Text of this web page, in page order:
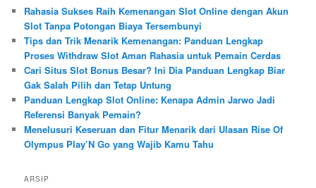
Rahasia Sukses Raih Kemenangan Slot Online dengan Akun
Slot Tanpa Potongan Biaya Tersembunyi
Tips dan Trik Menarik Kemenangan: Panduan Lengkap
Proses Withdraw Slot Aman Rahasia untuk Pemain Cerdas
Cari Situs Slot Bonus Besar? Ini Dia Panduan Lengkap Biar
Gak Salah Pilih dan Tetap Untung
Panduan Lengkap Slot Online: Kenapa Admin Jarwo Jadi
Referensi Banyak Pemain?
Menelusuri Keseruan dan Fitur Menarik dari Ulasan Rise Of
Olympus Play’N Go yang Wajib Kamu Tahu
ARSIP